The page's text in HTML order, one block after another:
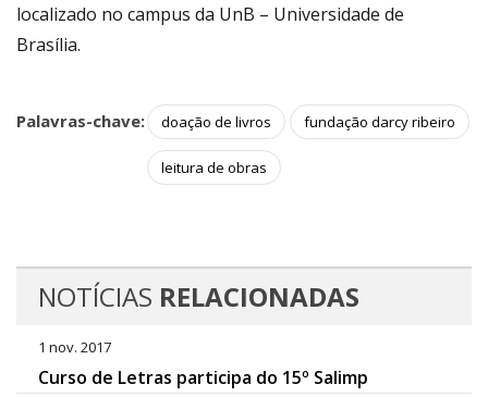
localizado no campus da UnB – Universidade de
Brasília.
Palavras-chave: doação de livros fundação darcy ribeiro
leitura de obras
NOTÍCIAS RELACIONADAS
1 nov. 2017
Curso de Letras participa do 15º Salimp